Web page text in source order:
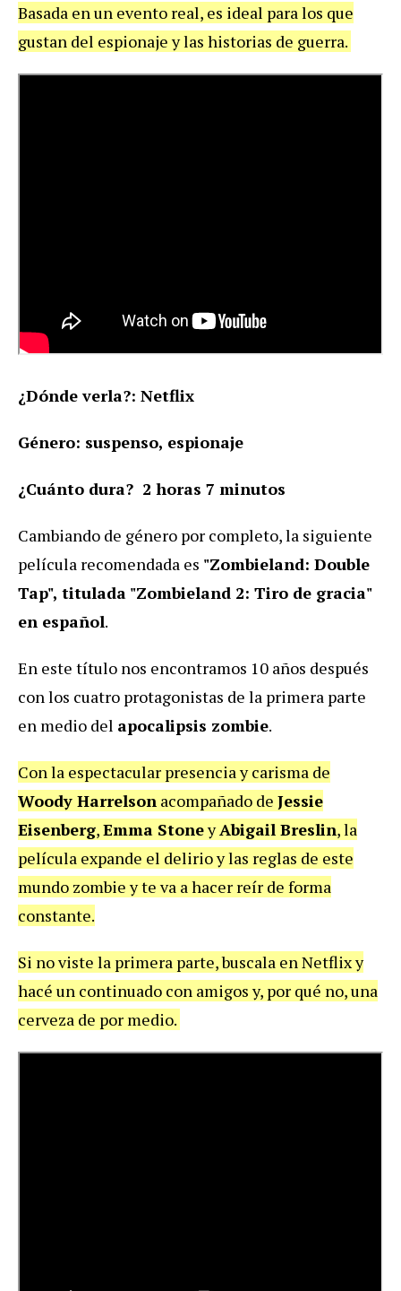
Basada en un evento real, es ideal para los que
gustan del espionaje y las historias de guerra.
¿Dónde verla?: Netflix
Género: suspenso, espionaje
¿Cuánto dura? 2 horas 7 minutos
Cambiando de género por completo, la siguiente
película recomendada es "Zombieland: Double
Tap", titulada "Zombieland 2: Tiro de gracia"
en español.
En este título nos encontramos 10 años después
con los cuatro protagonistas de la primera parte
en medio del apocalipsis zombie.
Con la espectacular presencia y carisma de
Woody Harrelson acompañado de Jessie
Eisenberg,Emma StoneyAbigail Breslin, la
película expande el delirio y las reglas de este
mundo zombie y te va a hacer reír de forma
constante.
Si no viste la primera parte, buscala en Netflix y
hacé un continuado con amigos y, por qué no, una
cerveza de por medio.